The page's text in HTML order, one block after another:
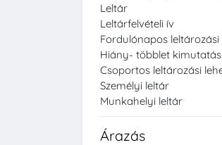
Leltár
Leltárfelvételi ív
Fordulónapos leltározási
Hiány- többlet kimutatás
Csoportos leltározási
Személyi leltár
Munkahelyi leltár
Árazás